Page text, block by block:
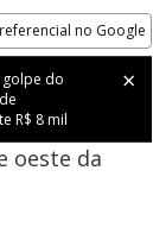
no Google
do
R$ 8 mil
na lagoa
oeste da